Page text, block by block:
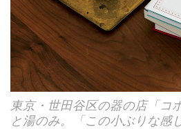
東京・世田谷区の器の店「コ
と湯のみ。「この小ぶりな感